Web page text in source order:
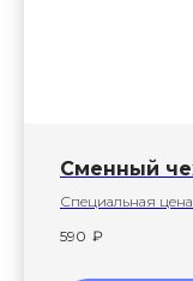
Сменный
Специальная
590 ₽